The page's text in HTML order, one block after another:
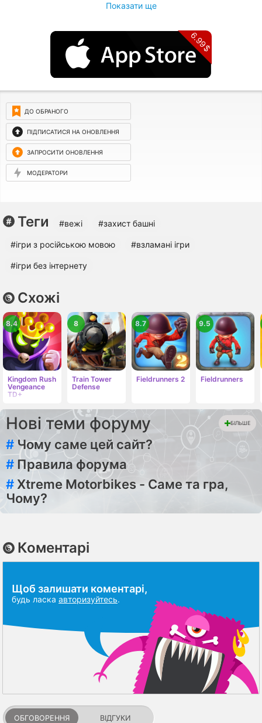
Показати ще
6.99$
ДО ОБРАНОГО
ПІДПИСАТИСЯ НА ОНОВЛЕННЯ
ЗАПРОСИТИ ОНОВЛЕННЯ
МОДЕРАТОРИ
Теги #вежі #захист башні
#ігри з російською мовою #взламані ігри
#ігри без інтернету
Схожі
Kingdom Rush
Vengeance
TD+
8.4
Train Tower
Defense
8
Fieldrunners 2
8.7
Fieldrunners
9.5
Нові теми форуму БІЛЬШЕ
# Чому саме цей сайт?
# Правила форума
# Xtreme Motorbikes - Саме та гра,
Чому?
Коментарі
Щоб залишати коментарі,
будь ласка авторизуйтесь.
ОБГОВОРЕННЯ ВІДГУКИ